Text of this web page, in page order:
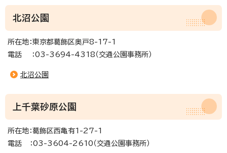
北沼公園
所在地：東京都葛飾区奥戸8-17-1
電話 ：03-3694-4318（交通公園事務所）
北沼公園
上千葉砂原公園
所在地：葛飾区西亀有1-27-1
電話 ：03-3604-2610（交通公園事務所）